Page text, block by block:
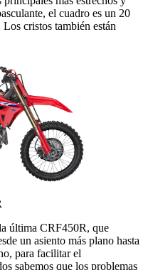
el cuadro es un 20
cristos también están
última CRF450R, que
un asiento más plano hasta
para facilitar el
sabemos que los problemas